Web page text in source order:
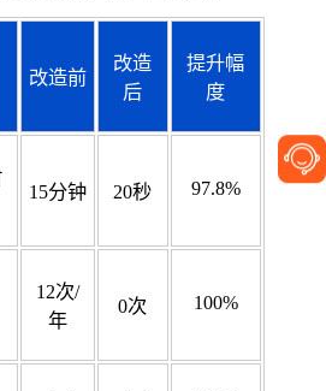
改造前
改造
后
提升幅
度
15分钟 20秒 97.8%
12次/
年
0次 100%